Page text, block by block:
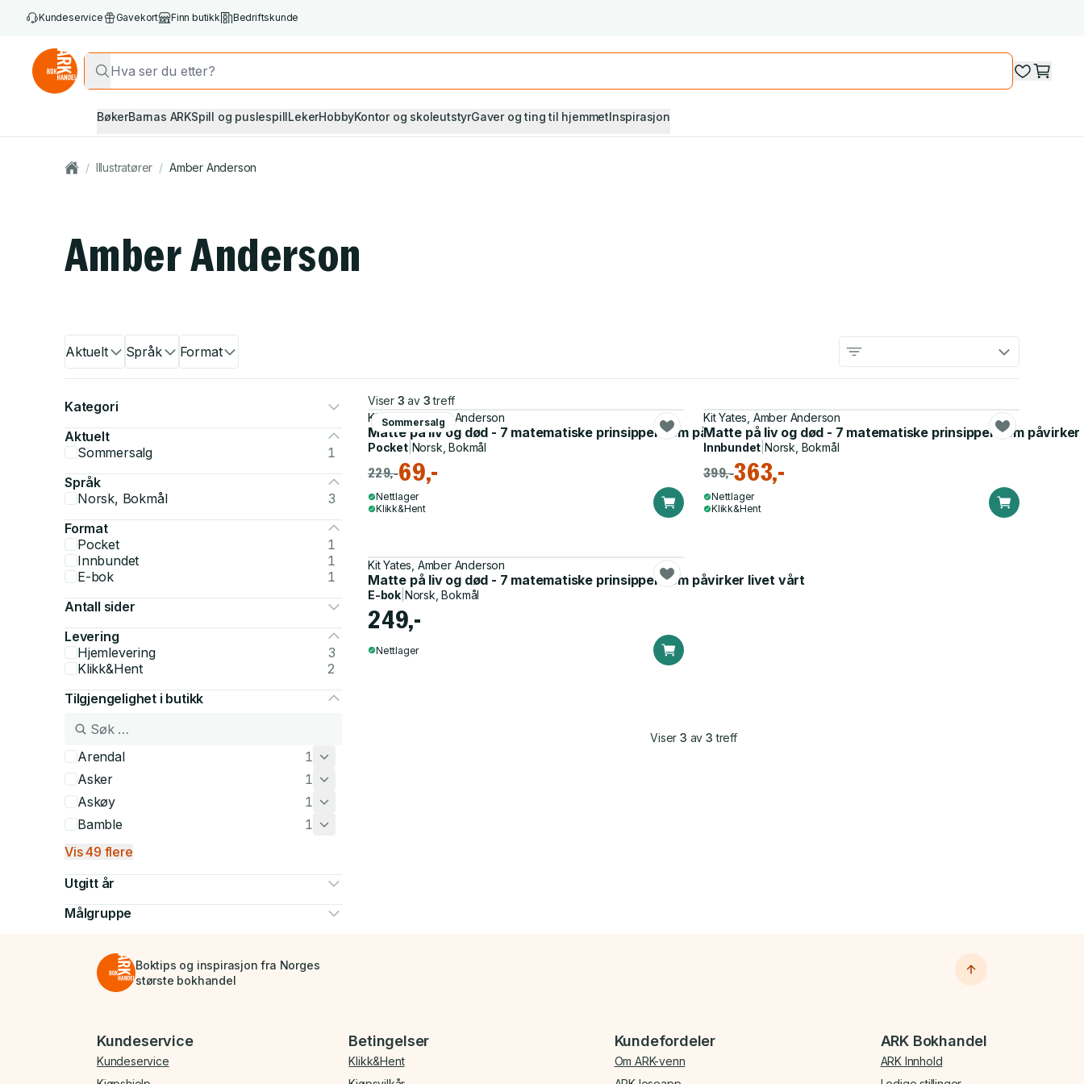
Kundeservice Gavekort Finn butikk Bedriftskunde
BøkerBarnas ARKSpill og puslespillLekerHobbyKontor og skoleutstyrGaver og ting til hjemmetInspirasjon
/ Illustratører / Amber Anderson
Amber Anderson
Aktuelt Språk Format
Kategori
Aktuelt
Sommersalg
1
Språk
Norsk, Bokmål
3
Format
Pocket
1
Innbundet
1
E-bok
1
Antall sider
Levering
Hjemlevering
3
Klikk&Hent
2
Tilgjengelighet i butikk
Arendal
1
Asker
1
Askøy
1
Bamble
1
Vis 49 flere
Utgitt år
Målgruppe
Viser 3 av 3 treff
Sommersalg
Kit Yates, Amber Anderson
Matte på liv og død - 7 matematiske prinsipper som påvirker livet vårt
Pocket| Norsk, Bokmål
229,-69,-
Nettlager
Klikk&Hent
Kit Yates, Amber Anderson
Matte på liv og død - 7 matematiske prinsipper som
Innbundet |Norsk, Bokmål
399,-363,-
Nettlager
Klikk&Hent
Kit Yates, Amber Anderson
Matte på liv og død - 7 matematiske prinsipper som påvirker livet vårt
E-bok Norsk, Bokmål
249,-
Nettlager
Viser3 av 3 treff
Boktips og inspirasjon fra Norges
største bokhandel
Bunnmeny
Kundeservice
Kundeservice
Betingelser
Klikk&Hent
Kundefordeler
Om ARK-venn
ARK Bokhandel
ARK Innhold